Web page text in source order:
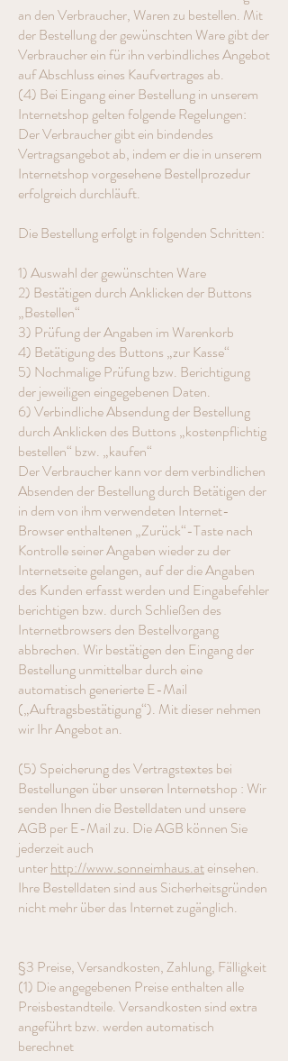
an den Verbraucher, Waren zu bestellen. Mit
der Bestellung der gewünschten Ware gibt der
Verbraucher ein für ihn verbindliches Angebot
auf Abschluss eines Kaufvertrages ab.
(4) Bei Eingang einer Bestellung in unserem
Internetshop gelten folgende Regelungen:
Der Verbraucher gibt ein bindendes
Vertragsangebot ab, indem er die in unserem
Internetshop vorgesehene Bestellprozedur
erfolgreich durchläuft.
Die Bestellung erfolgt in folgenden Schritten:
1) Auswahl der gewünschten Ware
2) Bestätigen durch Anklicken der Buttons
„Bestellen“
3) Prüfung der Angaben im Warenkorb
4) Betätigung des Buttons „zur Kasse“
5) Nochmalige Prüfung bzw. Berichtigung
der jeweiligen eingegebenen Daten.
6) Verbindliche Absendung der Bestellung
durch Anklicken des Buttons „kostenpflichtig
bestellen“ bzw. „kaufen“
Der Verbraucher kann vor dem verbindlichen
Absenden der Bestellung durch Betätigen der
in dem von ihm verwendeten Internet-
Browser enthaltenen „Zurück“-Taste nach
Kontrolle seiner Angaben wieder zu der
Internetseite gelangen, auf der die Angaben
des Kunden erfasst werden und Eingabefehler
berichtigen bzw. durch Schließen des
Internetbrowsers den Bestellvorgang
abbrechen. Wir bestätigen den Eingang der
Bestellung unmittelbar durch eine
automatisch generierte E-Mail
(„Auftragsbestätigung“). Mit dieser nehmen
wir Ihr Angebot an.
(5) Speicherung des Vertragstextes bei
Bestellungen über unseren Internetshop : Wir
senden Ihnen die Bestelldaten und unsere
AGB per E-Mail zu. Die AGB können Sie
jederzeit auch
unterhttp://www.sonneimhaus.ateinsehen.
Ihre Bestelldaten sind aus Sicherheitsgründen
nicht mehr über das Internet zugänglich.
§3 Preise, Versandkosten, Zahlung, Fälligkeit
(1) Die angegebenen Preise enthalten alle
Preisbestandteile. Versandkosten sind extra
angeführt bzw. werden automatisch
berechnet